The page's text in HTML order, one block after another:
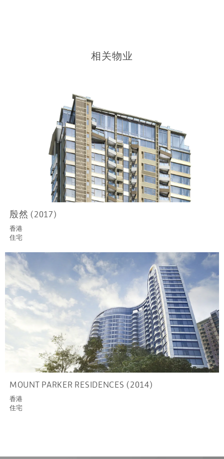
相关物业
殷然 (2017)
香港
住宅
MOUNT PARKER RESIDENCES (2014)
香港
住宅